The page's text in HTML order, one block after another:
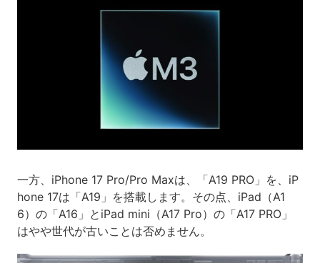
一方、iPhone 17 Pro/Pro Maxは、「A19 PRO」を、iP
hone 17は「A19」を搭載します。その点、iPad（A1
6）の「A16」とiPad mini（A17 Pro）の「A17 PRO」
はやや世代が古いことは否めません。